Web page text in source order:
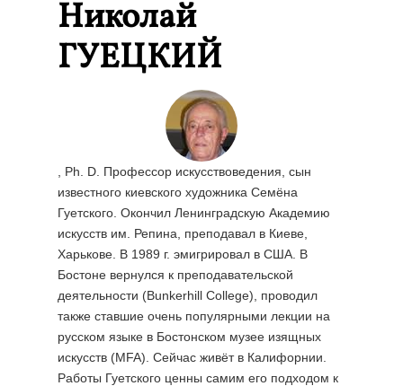
Николай
ГУЕЦКИЙ
, Ph. D. Профессор искусствоведения, сын
известного киевского художника Семёна
Гуетского. Окончил Ленинградскую Академию
искусств им. Репина, преподавал в Киеве,
Харькове. В 1989 г. эмигрировал в США. В
Бостоне вернулся к преподавательской
деятельности (Bunkerhill College), проводил
также ставшие очень популярными лекции на
русском языке в Бостонском музее изящных
искусств (MFA). Сейчас живёт в Калифорнии.
Работы Гуетского ценны самим его подходом к